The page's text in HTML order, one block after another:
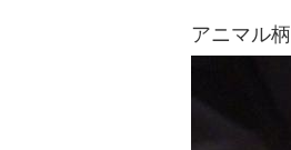
アニマル